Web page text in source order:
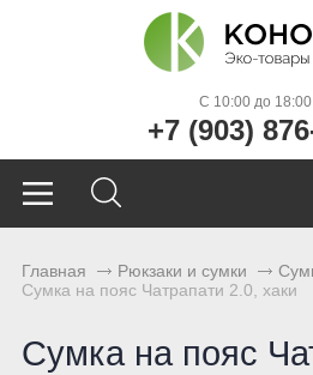
C 10:00 до 18:00
+7 (903)
Главная Рюкзаки и сумки
Сумка на пояс Чатрапати 2.0, хаки
Сумка на пояс